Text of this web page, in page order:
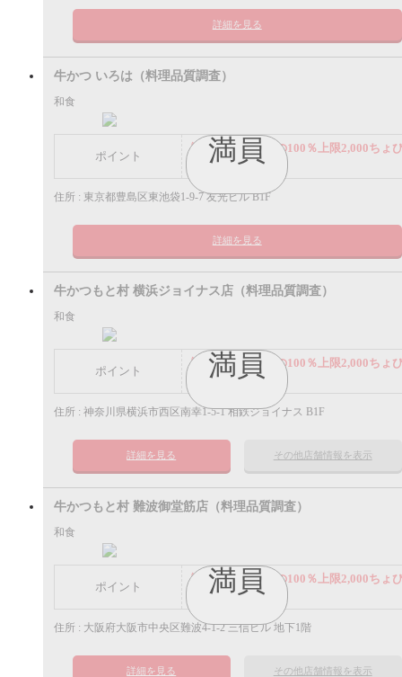
詳細を見る
満員
牛かつ いろは（料理品質調査）
和食
ポイント
謝礼： 飲食代金の100％上限2,000ちょ
ポイント
住所 : 東京都豊島区東池袋1-9-7 友光ビル B1F
詳細を見る
満員
牛かつもと村 横浜ジョイナス店（料理品質調査）
和食
ポイント
謝礼： 飲食代金の100％上限2,000ちょ
ポイント
住所 : 神奈川県横浜市西区南幸1-5-1 相鉄ジョイナス B1F
詳細を見る その他店舗情報を表示
満員
牛かつもと村 難波御堂筋店（料理品質調査）
和食
ポイント
謝礼： 飲食代金の100％上限2,000ちょ
ポイント
住所 : 大阪府大阪市中央区難波4-1-2 三信ビル 地下1階
詳細を見る その他店舗情報を表示